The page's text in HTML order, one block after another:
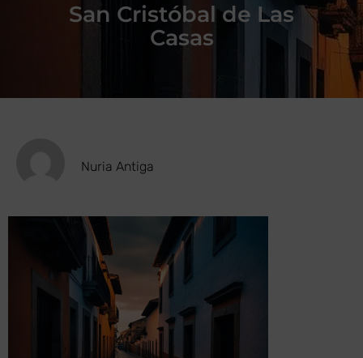
San Cristóbal de Las
Casas
Nuria Antiga